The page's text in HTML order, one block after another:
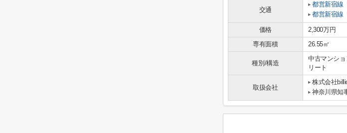
交通
都営新宿線
都営新宿線
価格 2,300万円
専有面積
26.55㎡
種別/構造
中古マンシ
リート
取扱会社
株式会社
神奈川県知